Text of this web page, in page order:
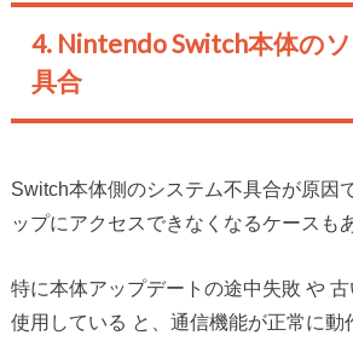
4. Nintendo Switch本体の
具合
Switch本体側のシステム不具合が原因
ップにアクセスできなくなるケースも
特に本体アップデートの途中失敗 や
使用している と、通信機能が正常に動